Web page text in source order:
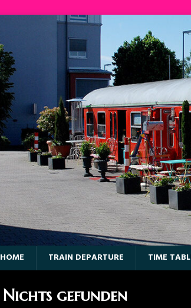
HOME TRAIN DEPARTURE TIME
Nichts gefunden